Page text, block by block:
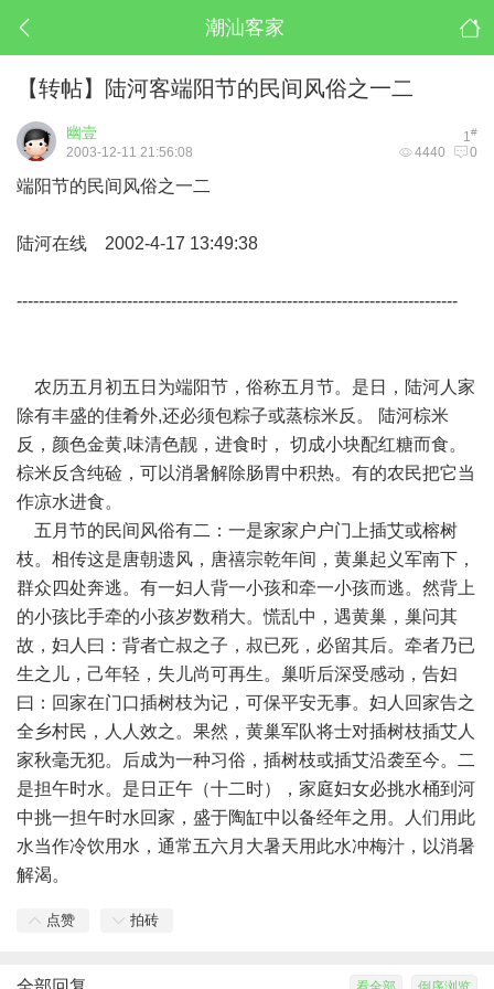
潮汕客家
【转帖】陆河客端阳节的民间风俗之一二
1#
幽壹
4440 0
2003-12-11 21:56:08
端阳节的民间风俗之一二
陆河在线 2002-4-17 13:49:38
--------------------------------------------------------------------------------
农历五月初五日为端阳节，俗称五月节。是日，陆河人家
除有丰盛的佳肴外,还必须包粽子或蒸棕米反。 陆河棕米
反，颜色金黄,味清色靓，进食时， 切成小块配红糖而食。
棕米反含纯硷，可以消暑解除肠胃中积热。有的农民把它当
作凉水进食。
五月节的民间风俗有二：一是家家户户门上插艾或榕树
枝。相传这是唐朝遗风，唐禧宗乾年间，黄巢起义军南下，
群众四处奔逃。有一妇人背一小孩和牵一小孩而逃。然背上
的小孩比手牵的小孩岁数稍大。慌乱中，遇黄巢，巢问其
故，妇人曰：背者亡叔之子，叔已死，必留其后。牵者乃已
生之儿，己年轻，失儿尚可再生。巢听后深受感动，告妇
曰：回家在门口插树枝为记，可保平安无事。妇人回家告之
全乡村民，人人效之。果然，黄巢军队将士对插树枝插艾人
家秋毫无犯。后成为一种习俗，插树枝或插艾沿袭至今。二
是担午时水。是日正午（十二时），家庭妇女必挑水桶到河
中挑一担午时水回家，盛于陶缸中以备经年之用。人们用此
水当作冷饮用水，通常五六月大暑天用此水冲梅汁，以消暑
解渴。
点赞 拍砖